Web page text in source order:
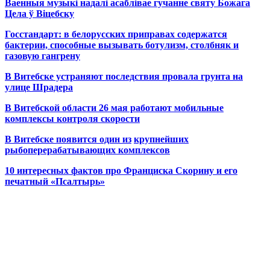
Ваенныя музыкі надалі асаблівае гучанне святу Божага
Цела ў Віцебску
Госстандарт: в белорусских приправах содержатся
бактерии, способные вызывать ботулизм, столбняк и
газовую гангрену
В Витебске устраняют последствия провала грунта на
улице Шрадера
В Витебской области 26 мая работают мобильные
комплексы контроля скорости
В Витебске появится один из крупнейших
рыбоперерабатывающих комплексов
10 интересных фактов про Франциска Скорину и его
печатный «Псалтырь»